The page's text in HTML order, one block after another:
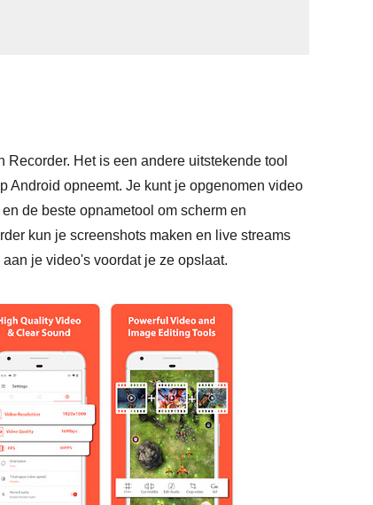
Het is een andere uitstekende tool
Android opneemt. Je kunt je opgenomen video
de beste opnametool om scherm en
kun je screenshots maken en live streams
je video's voordat je ze opslaat.